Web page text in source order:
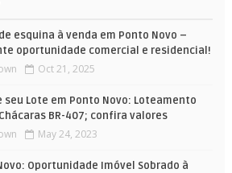
esquina à venda em Ponto Novo –
oportunidade comercial e residencial!
Oct 21, 2025
seu Lote em Ponto Novo: Loteamento
BR-407; confira valores
May 24, 2023
Oportunidade Imóvel Sobrado à